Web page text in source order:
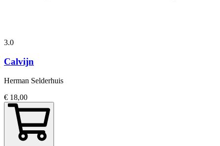
3.0
Calvijn
Herman Selderhuis
€ 18,00